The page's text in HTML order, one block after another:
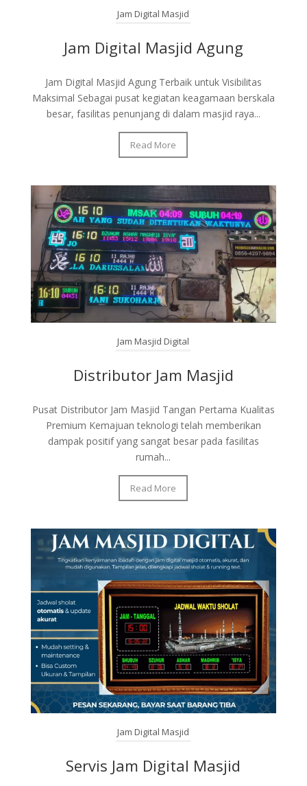
Jam Digital Masjid
Jam Digital Masjid Agung
Jam Digital Masjid Agung Terbaik untuk Visibilitas
Maksimal Sebagai pusat kegiatan keagamaan berskala
besar, fasilitas penunjang di dalam masjid raya...
Read More
Jam Masjid Digital
Distributor Jam Masjid
Pusat Distributor Jam Masjid Tangan Pertama Kualitas
Premium Kemajuan teknologi telah memberikan
dampak positif yang sangat besar pada fasilitas
rumah...
Read More
Jam Digital Masjid
Servis Jam Digital Masjid